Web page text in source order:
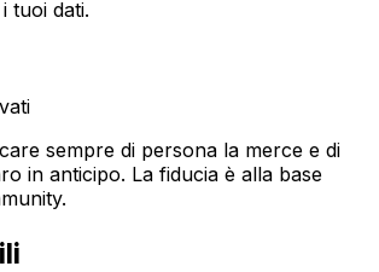
tuoi dati.
sempre di persona la merce e di
in anticipo. La fiducia è alla base